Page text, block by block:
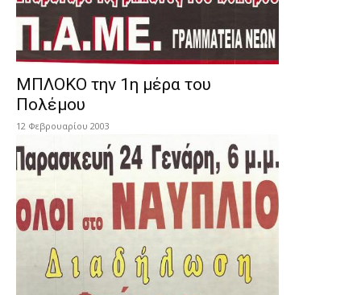
ΜΠΛΟΚΟ την 1η μέρα του
Πολέμου
12 Φεβρουαρίου 2003